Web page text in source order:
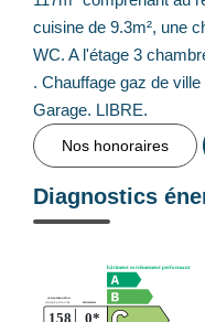
cuisine de 9.3m², une
WC. A l'étage 3
. Chauffage gaz de
Garage. LIBRE.
Nos honoraires
Diagnostics